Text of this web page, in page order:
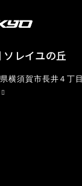
ソレイユの丘
横須賀市長井４丁目